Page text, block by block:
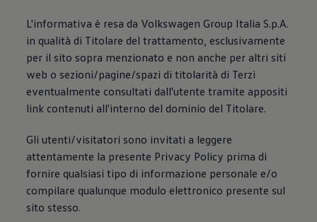
Piani di Manutenzione
Ricambi, Oli Motore e Fluidi
Ruote e Pneumatici
Servizio Officina Mobile
Finanziamento Save&Care
Accessori
Manuale uso e Manutenzione
Servizio Mobilità
Mondo Volkswagen
Il Bar del Lunedì
VanLife Stories
75 anni di Bulli
Guida autonoma
ID. Buzz al World Ducati Week 2026
L'informativa è resa da Volkswagen Group Italia S.p.A.
in qualità di Titolare del trattamento, esclusivamente
per il sito sopra menzionato e non anche per altri siti
web o sezioni/pagine/spazi di titolarità di Terzi
eventualmente consultati dall'utente tramite appositi
link contenuti all'interno del dominio del Titolare.
Gli utenti/visitatori sono invitati a leggere
attentamente la presente Privacy Policy prima di
fornire qualsiasi tipo di informazione personale e/o
compilare qualunque modulo elettronico presente sul
sito stesso.